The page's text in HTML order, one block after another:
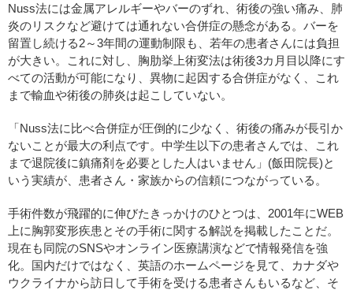
Nuss法には金属アレルギーやバーのずれ、術後の強い痛み、肺
炎のリスクなど避けては通れない合併症の懸念がある。バーを
留置し続ける2～3年間の運動制限も、若年の患者さんには負担
が大きい。これに対し、胸肋挙上術変法は術後3カ月目以降にす
べての活動が可能になり、異物に起因する合併症がなく、これ
まで輸血や術後の肺炎は起こしていない。
「Nuss法に比べ合併症が圧倒的に少なく、術後の痛みが長引か
ないことが最大の利点です。中学生以下の患者さんでは、これ
まで退院後に鎮痛剤を必要とした人はいません」(飯田院長)と
いう実績が、患者さん・家族からの信頼につながっている。
手術件数が飛躍的に伸びたきっかけのひとつは、2001年にWEB
上に胸郭変形疾患とその手術に関する解説を掲載したことだ。
現在も同院のSNSやオンライン医療講演などで情報発信を強
化。国内だけではなく、英語のホームページを見て、カナダや
ウクライナから訪日して手術を受ける患者さんもいるなど、そ